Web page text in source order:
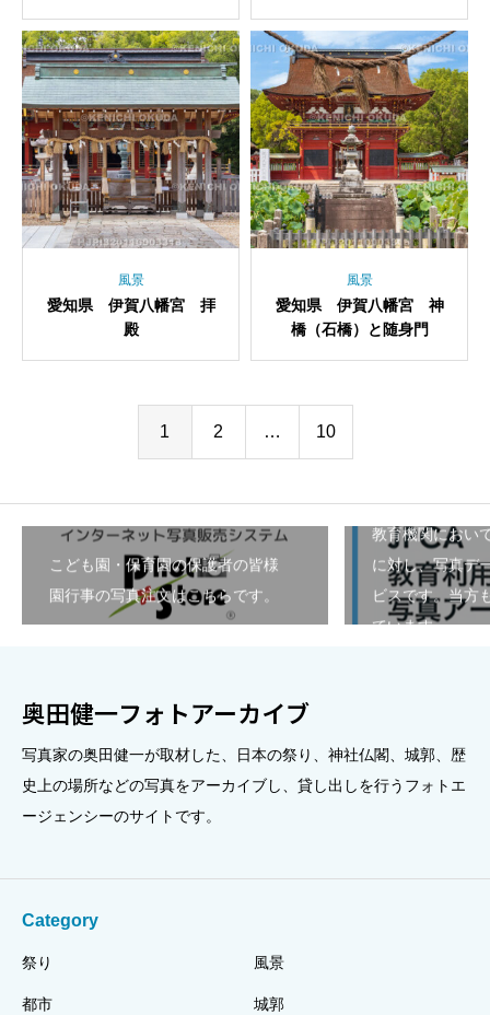
風景
愛知県 伊賀八幡宮 拝
殿
風景
愛知県 伊賀八幡宮 神
橋（石橋）と随身門
1 2 … 10
こども園・保育園の保護者の皆様
園行事の写真注文はこちらです。
教育機関におい
に対し、写真デ
ビスです。当方
ています。
奥田健一フォトアーカイブ
写真家の奥田健一が取材した、日本の祭り、神社仏閣、城郭、歴
史上の場所などの写真をアーカイブし、貸し出しを行うフォトエ
ージェンシーのサイトです。
Category
祭り 風景
都市 城郭